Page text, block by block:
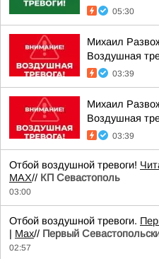
05:30
Михаил
Воздушная
03:39
Михаил
Воздушная
03:39
Отбой воздушной тревоги!
MAX// КП Севастополь
03:00
Отбой воздушной тревоги.
| Max// Первый
02:57